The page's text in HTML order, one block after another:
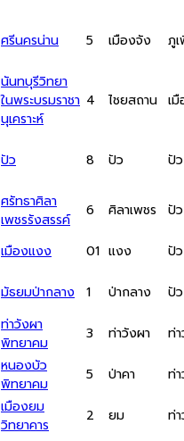
ศรีนครน่าน 5 เมืองจัง ภู
นันทบุรีวิทยา
ในพระบรมราชา
นุเคราะห์
4 ไชยสถาน เ
ปัว 8 ปัว ปัว
ศรัทธาศิลา
เพชรรังสรรค์
6 ศิลาเพชร ปัว
เมืองแงง 01 แงง ปัว
มัธยมป่ากลาง 1 ป่ากลาง ปัว
ท่าวังผา
พิทยาคม
3 ท่าวังผา ท่
หนองบัว
พิทยาคม
5 ป่าคา ท่
เมืองยม
วิทยาคาร
2 ยม ท่